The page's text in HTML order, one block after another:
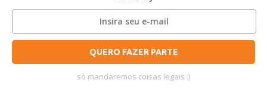
QUERO FAZER PARTE
só mandaremos coisas legais :)